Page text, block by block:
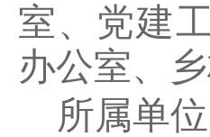
室、党建
办公室、
所属单位